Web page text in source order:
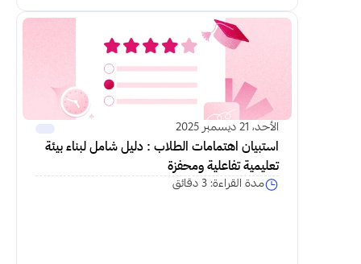
اكمل القراءة
الأحد، 21 ديسمبر 2025
تعليمية تفاعلية ومحفزة
مدة القراءة: 3 دقائق